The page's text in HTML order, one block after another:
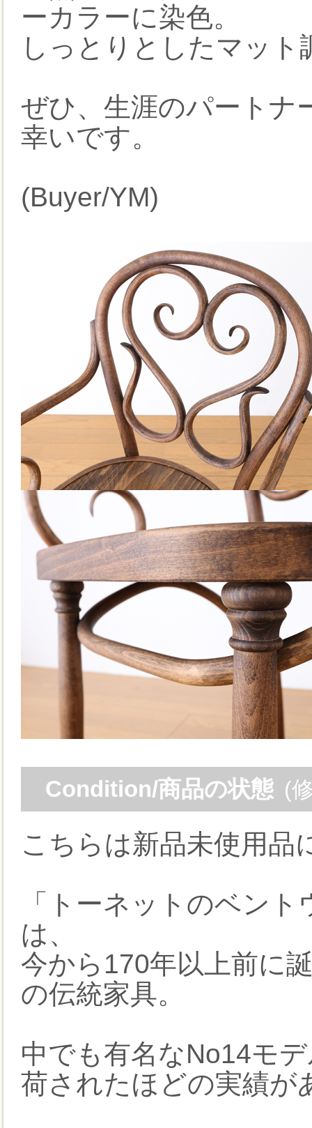
ーカラーに染色。
しっとりとしたマッ
ぜひ、生涯のパートナ
幸いです。
(Buyer/YM)
Condition/商品の状態 (
こちらは新品未使用品
「トーネットのベン
は、
今から170年以上前に
の伝統家具。
中でも有名なNo14モ
荷されたほどの実績が